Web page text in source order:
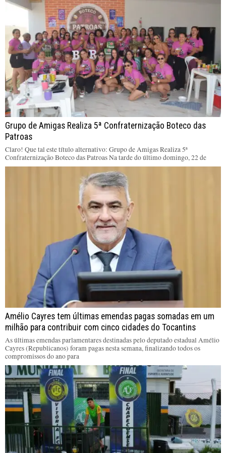
Grupo de Amigas Realiza 5ª Confraternização Boteco das
Patroas
Claro! Que tal este título alternativo: Grupo de Amigas Realiza 5ª
Confraternização Boteco das Patroas Na tarde do último domingo, 22 de
Amélio Cayres tem últimas emendas pagas somadas em um
milhão para contribuir com cinco cidades do Tocantins
As últimas emendas parlamentares destinadas pelo deputado estadual Amélio
Cayres (Republicanos) foram pagas nesta semana, finalizando todos os
compromissos do ano para